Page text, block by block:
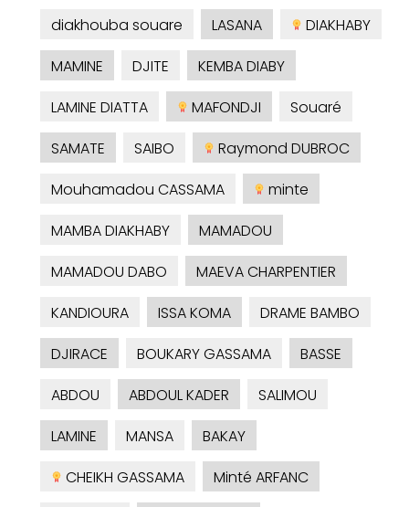
diakhouba souare
LASANA
DIAKHABY
MAMINE
DJITE
KEMBA DIABY
LAMINE DIATTA
MAFONDJI
Souaré
SAMATE
SAIBO
Raymond DUBROC
Mouhamadou CASSAMA
minte
MAMBA DIAKHABY
MAMADOU
MAMADOU DABO
MAEVA CHARPENTIER
KANDIOURA
ISSA KOMA
DRAME BAMBO
DJIRACE
BOUKARY GASSAMA
BASSE
ABDOU
ABDOUL KADER
SALIMOU
LAMINE
MANSA
BAKAY
CHEIKH GASSAMA
Minté ARFANC